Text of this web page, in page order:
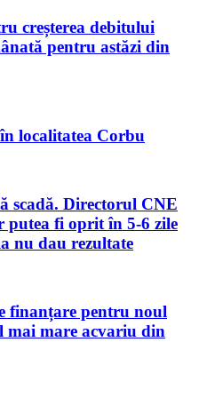
creșterea debitului
pentru astăzi din
localitatea Corbu
scadă. Directorul CNE
putea fi oprit în 5-6 zile
nu dau rezultate
finanțare pentru noul
mai mare acvariu din